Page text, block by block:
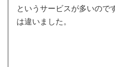
というサービスが多いので
は違いました。